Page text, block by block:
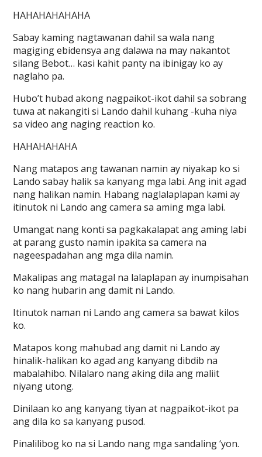
HAHAHAHAHAHA
Sabay kaming nagtawanan dahil sa wala nang
magiging ebidensya ang dalawa na may nakantot
silang Bebot… kasi kahit panty na ibinigay ko ay
naglaho pa.
Hubo’t hubad akong nagpaikot-ikot dahil sa sobrang
tuwa at nakangiti si Lando dahil kuhang -kuha niya
sa video ang naging reaction ko.
HAHAHAHAHA
Nang matapos ang tawanan namin ay niyakap ko si
Lando sabay halik sa kanyang mga labi. Ang init agad
nang halikan namin. Habang naglalaplapan kami ay
itinutok ni Lando ang camera sa aming mga labi.
Umangat nang konti sa pagkakalapat ang aming labi
at parang gusto namin ipakita sa camera na
nageespadahan ang mga dila namin.
Makalipas ang matagal na lalaplapan ay inumpisahan
ko nang hubarin ang damit ni Lando.
Itinutok naman ni Lando ang camera sa bawat kilos
ko.
Matapos kong mahubad ang damit ni Lando ay
hinalik-halikan ko agad ang kanyang dibdib na
mabalahibo. Nilalaro nang aking dila ang maliit
niyang utong.
Dinilaan ko ang kanyang tiyan at nagpaikot-ikot pa
ang dila ko sa kanyang pusod.
Pinalilibog ko na si Lando nang mga sandaling ‘yon.